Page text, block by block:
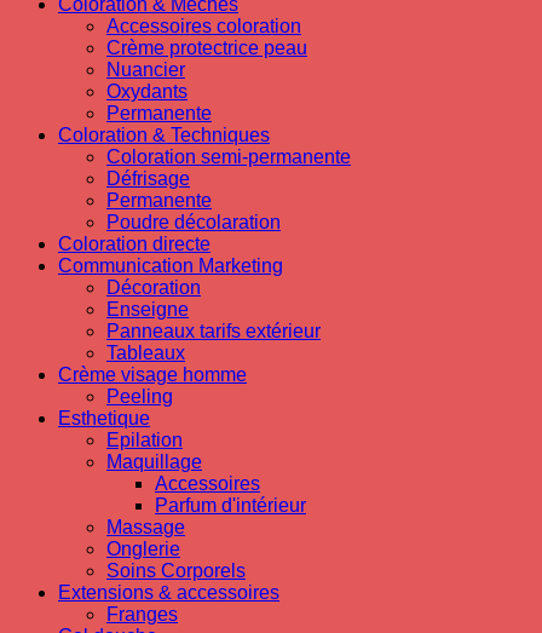
Coloration & Mèches
Accessoires coloration
Crème protectrice peau
Nuancier
Oxydants
Permanente
Coloration & Techniques
Coloration semi-permanente
Défrisage
Permanente
Poudre décolaration
Coloration directe
Communication Marketing
Décoration
Enseigne
Panneaux tarifs extérieur
Tableaux
Crème visage homme
Peeling
Esthetique
Epilation
Maquillage
Accessoires
Parfum d'intérieur
Massage
Onglerie
Soins Corporels
Extensions & accessoires
Franges